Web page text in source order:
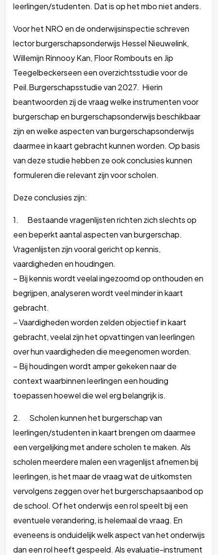
leerlingen/studenten. Dat is op het mbo niet anders.
Voor het NRO en de onderwijsinspectie schreven
lector burgerschapsonderwijs Hessel Nieuwelink,
Willemijn Rinnooy Kan, Floor Rombouts en Jip
Teegelbeckerseen een overzichtsstudie voor de
Peil.Burgerschapsstudie van 2027. Hierin
beantwoorden zij de vraag welke instrumenten voor
burgerschap en burgerschapsonderwijs beschikbaar
zijn en welke aspecten van burgerschapsonderwijs
daarmee in kaart gebracht kunnen worden. Op basis
van deze studie hebben ze ook conclusies kunnen
formuleren die relevant zijn voor scholen.
Deze conclusies zijn:
1. Bestaande vragenlijsten richten zich slechts op
een beperkt aantal aspecten van burgerschap.
Vragenlijsten zijn vooral gericht op kennis,
vaardigheden en houdingen.
– Bij kennis wordt veelal ingezoomd op onthouden en
begrijpen, analyseren wordt veel minder in kaart
gebracht.
– Vaardigheden worden zelden objectief in kaart
gebracht, veelal zijn het opvattingen van leerlingen
over hun vaardigheden die meegenomen worden.
– Bij houdingen wordt amper gekeken naar de
context waarbinnen leerlingen een houding
toepassen hoewel die wel erg belangrijk is.
2. Scholen kunnen het burgerschap van
leerlingen/studenten in kaart brengen om daarmee
een vergelijking met andere scholen te maken. Als
scholen meerdere malen een vragenlijst afnemen bij
leerlingen, is het maar de vraag wat de uitkomsten
vervolgens zeggen over het burgerschapsaanbod op
de school. Of het onderwijs een rol speelt bij een
eventuele verandering, is helemaal de vraag. En
eveneens is onduidelijk welk aspect van het onderwijs
dan een rol heeft gespeeld. Als evaluatie-instrument